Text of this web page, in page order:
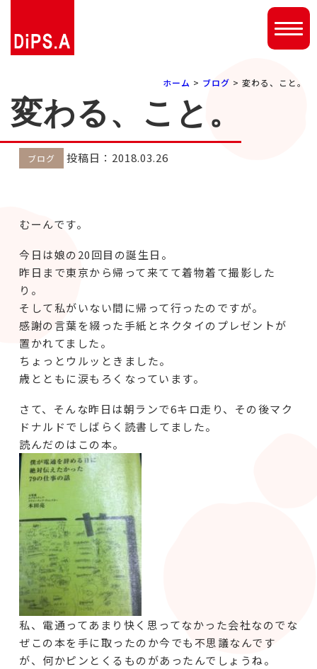
ホーム > ブログ > 変わる、こと。
変わる、こと。
ブログ 投稿日：2018.03.26
むーんです。
今日は娘の20回目の誕生日。
昨日まで東京から帰って来てて着物着て撮影した
り。
そして私がいない間に帰って行ったのですが。
感謝の言葉を綴った手紙とネクタイのプレゼントが
置かれてました。
ちょっとウルッときました。
歳とともに涙もろくなっています。
さて、そんな昨日は朝ランで6キロ走り、その後マク
ドナルドでしばらく読書してました。
読んだのはこの本。
私、電通ってあまり快く思ってなかった会社なのでな
ぜこの本を手に取ったのか今でも不思議なんです
が、何かピンとくるものがあったんでしょうね。